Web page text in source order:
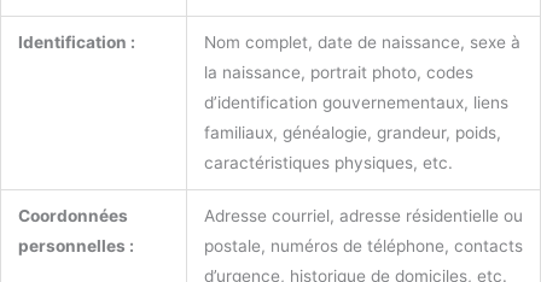
Identification :
Nom complet, date de naissance, sexe à
la naissance, portrait photo, codes
d’identification gouvernementaux, liens
familiaux, généalogie, grandeur, poids,
caractéristiques physiques, etc.
Coordonnées
personnelles :
Adresse courriel, adresse résidentielle ou
postale, numéros de téléphone, contacts
d’urgence, historique de domiciles, etc.